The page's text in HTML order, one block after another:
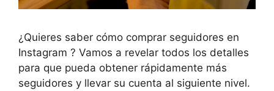
¿Quieres saber cómo comprar seguidores en
Instagram ? Vamos a revelar todos los detalles
para que pueda obtener rápidamente más
seguidores y llevar su cuenta al siguiente nivel.